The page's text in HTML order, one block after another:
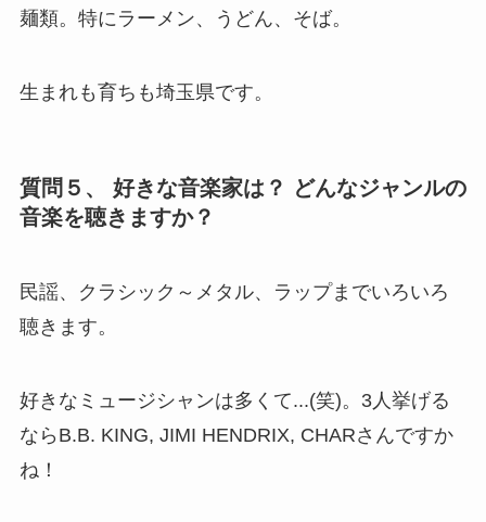
麺類。特にラーメン、うどん、そば。
生まれも育ちも埼玉県です。
質問５、 好きな音楽家は？ どんなジャンルの
音楽を聴きますか？
民謡、クラシック～メタル、ラップまでいろいろ
聴きます。
好きなミュージシャンは多くて...(笑)。3人挙げる
ならB.B. KING, JIMI HENDRIX, CHARさんですか
ね！